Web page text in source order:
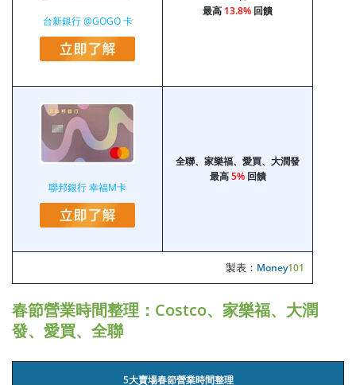
台新銀行 @GOGO 卡
最高 13.8% 回饋
聯邦銀行 幸福M卡
全聯、家樂福、愛買、大潤發
最高5%回饋
製表： Money101
春節營業時間整理：Costco、家樂福、大潤
發、愛買、全聯
5大賣場春節營業時間整理